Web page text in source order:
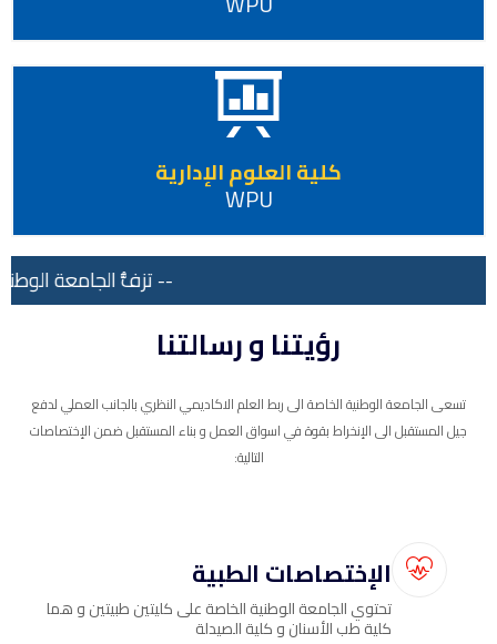
كلية العلوم الإدارية
WPU
-- تزفُّ الجامعة
رؤيتنا و رسالتنا
تسعى الجامعة الوطنية الخاصة الى ربط العلم الاكاديمي النظري بالجانب العملي لدفع
جيل المستقبل الى الإنخراط بقوة في اسواق العمل و بناء المستقبل ضمن الإختصاصات
التالية:
الإختصاصات الطبية
تحتوي الجامعة الوطنية الخاصة على كليتين طبيتين و هما
كلية طب الأسنان و كلية الصيدلة